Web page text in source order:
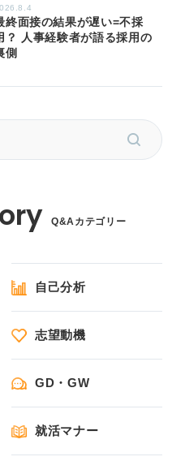
終面接の結果が遅い=不採
？ 人事経験者が語る採用の
側
Q&Aカテゴリー
自己分析
志望動機
GD・GW
就活マナー